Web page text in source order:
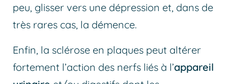
peu, glisser vers une dépression et, dans de
très rares cas, la démence.
Enfin, la sclérose en plaques peut altérer
fortement l’action des nerfs liés à l’appareil